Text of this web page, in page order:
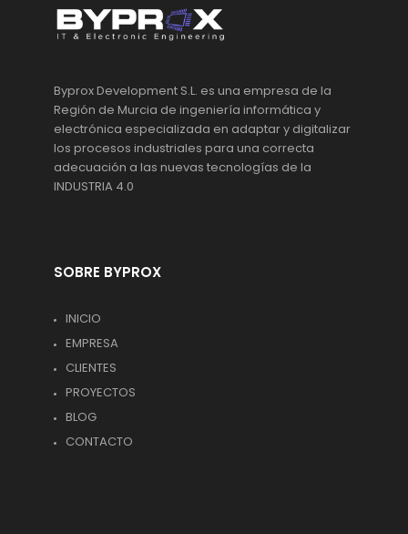
Byprox Development S.L. es una empresa de la
Región de Murcia de ingeniería informática y
electrónica especializada en adaptar y digitalizar
los procesos industriales para una correcta
adecuación a las nuevas tecnologías de la
INDUSTRIA 4.0
SOBRE BYPROX
INICIO
EMPRESA
CLIENTES
PROYECTOS
BLOG
CONTACTO